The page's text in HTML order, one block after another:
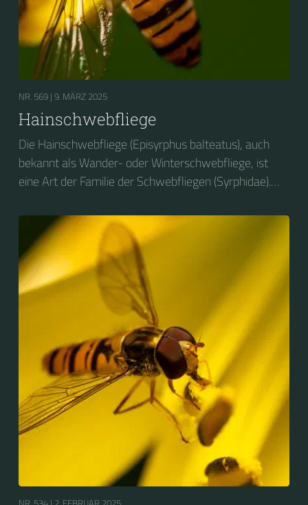
NR. 569 | 9. MÄRZ 2025
Hainschwebfliege
Die Hainschwebfliege (Episyrphus balteatus), auch
bekannt als Wander- oder Winterschwebfliege, ist
eine Art der Familie der Schwebfliegen (Syrphidae).
gewählt....